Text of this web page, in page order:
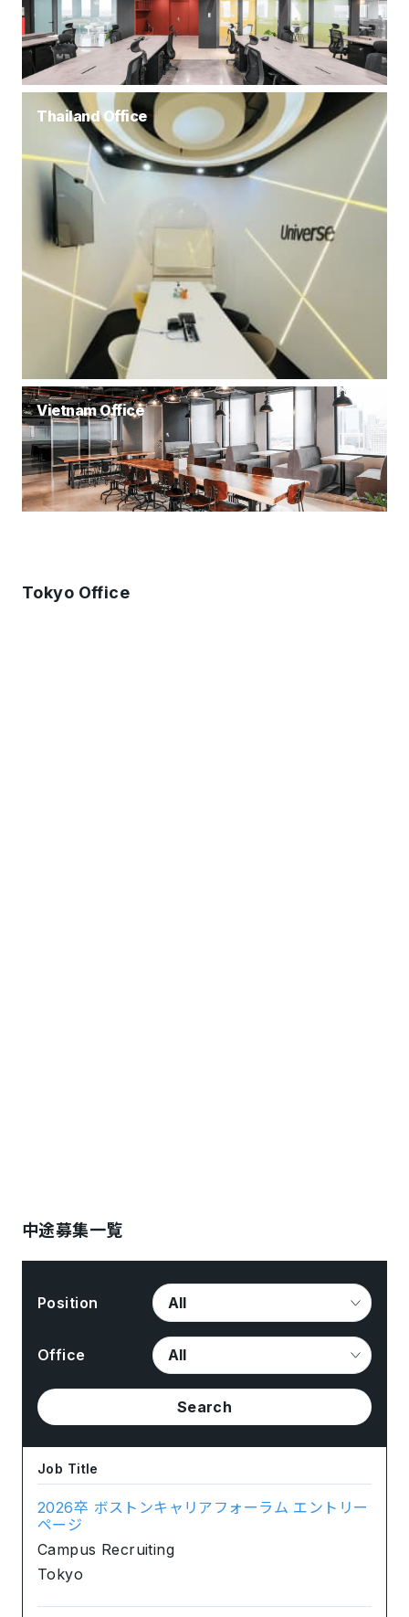
Thailand Office
Vietnam Office
Tokyo Office
中途募集一覧
Position
Office
Search
Job Title
2026卒 ボストンキャリアフォーラム エントリー
ページ
Campus Recruiting
Tokyo